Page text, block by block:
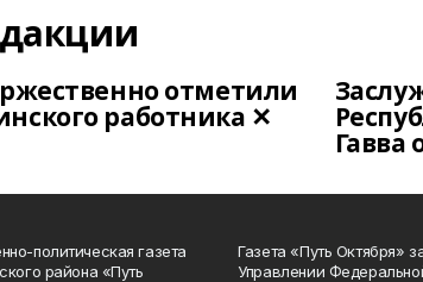
отметили
работника ✕
Гавва
политическая газета
района «Путь
Газета «Путь Октября»
Управлении